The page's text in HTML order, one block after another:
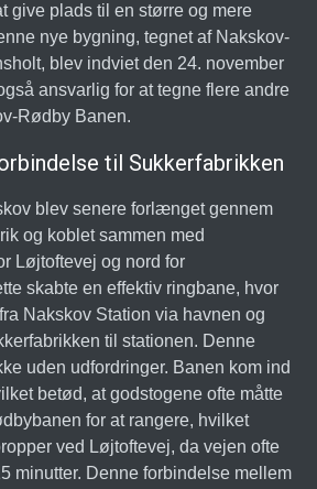
give plads til en større og mere
nye bygning, tegnet af Nakskov-
blev indviet den 24. november
ansvarlig for at tegne flere andre
Rødby Banen.
til Sukkerfabrikken
blev senere forlænget gennem
og koblet sammen med
Løjtoftevej og nord for
skabte en effektiv ringbane, hvor
Nakskov Station via havnen og
til stationen. Denne
uden udfordringer. Banen kom ind
betød, at godstogene ofte måtte
for at rangere, hvilket
ved Løjtoftevej, da vejen ofte
minutter. Denne forbindelse mellem